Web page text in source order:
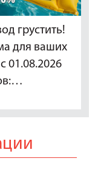
грустить!
для ваших
01.08.2026